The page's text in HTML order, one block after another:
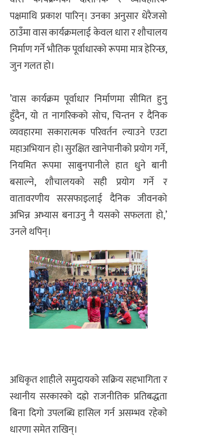
पक्षमाथि प्रकाश पारिन्। उनका अनुसार धेरैजसो
ठाउँमा वास कार्यक्रमलाई केवल धारा र शौचालय
निर्माण गर्ने भौतिक पूर्वाधारको रूपमा मात्र हेरिन्छ,
जुन गलत हो।
​’वास कार्यक्रम पूर्वाधार निर्माणमा सीमित हुनु
हुँदैन, यो त नागरिकको सोच, चिन्तन र दैनिक
व्यवहारमा सकारात्मक परिवर्तन ल्याउने एउटा
महाअभियान हो। सुरक्षित खानेपानीको प्रयोग गर्ने,
नियमित रूपमा साबुनपानीले हात धुने बानी
बसाल्ने, शौचालयको सही प्रयोग गर्ने र
वातावरणीय सरसफाइलाई दैनिक जीवनको
अभिन्न अभ्यास बनाउनु नै यसको सफलता हो,’
उनले थपिन्।
अधिकृत शाहीले समुदायको सक्रिय सहभागिता र
स्थानीय सरकारको दह्रो राजनीतिक प्रतिबद्धता
बिना दिगो उपलब्धि हासिल गर्न असम्भव रहेको
धारणा समेत राखिन्।